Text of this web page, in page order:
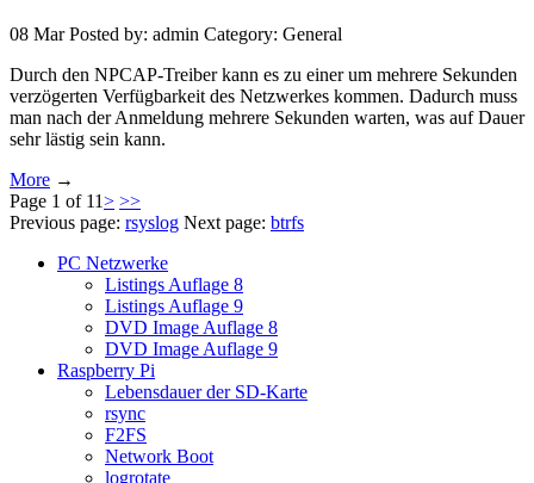
08 MarPosted by: admin Category: General
Durch den NPCAP-Treiber kann es zu einer um mehrere Sekunden
verzögerten Verfügbarkeit des Netzwerkes kommen. Dadurch muss
man nach der Anmeldung mehrere Sekunden warten, was auf Dauer
sehr lästig sein kann.
More →
Page 1 of 11> >>
Previous page: rsyslog Next page: btrfs
PC Netzwerke
Listings Auflage 8
Listings Auflage 9
DVD Image Auflage 8
DVD Image Auflage 9
Raspberry Pi
Lebensdauer der SD-Karte
rsync
F2FS
Network Boot
logrotate